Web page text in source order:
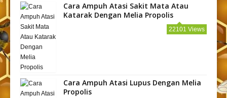
Cara Ampuh Atasi Sakit Mata Atau
Katarak Dengan Melia Propolis
22101 Views
Cara Ampuh Atasi Lupus Dengan Melia
Propolis